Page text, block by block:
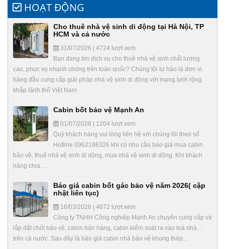
HOẠT ĐỘNG
Cho thuê nhà vệ sinh di động tại Hà Nội, TP
HCM và cả nước
31/07/2026 | 4724 lượt xem
Bạn đang tìm dịch vụ cho thuê nhà vệ sinh chất lượng
cao, phục vụ nhanh chóng trên toàn quốc? Chúng tôi tự hào là đơn vị
hàng đầu cung cấp giải pháp nhà vệ sinh di động với mạng lưới rộng
khắp lãnh thổ Việt Nam
Cabin bốt bảo vệ Mạnh An
01/07/2026 | 1204 lượt xem
Quý khách hàng vui lòng liên hệ với chúng tôi theo số
Hotline 0962186326 khi có nhu cầu báo giá mua cabin
bảo vệ, thuê nhà vệ sinh di động, mua nhà vệ sinh di động. Khi khách
hàng chia…
Báo giá cabin bốt gác bảo vệ năm 2026( cập
nhật liên tục)
16/03/2026 | 4672 lượt xem
Công ty TNHH Công nghiệp Mạnh An chuyên cung cấp và
lắp đặt chốt bảo vệ, cabin bán hàng, cabin kiểm soát ra vào toà nhà…
trên cả nước. Sau đây là báo giá cabin nhà bảo vệ khung thép…